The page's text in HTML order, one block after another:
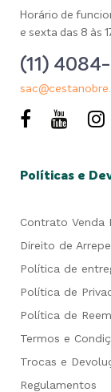
Horário de
e sexta das 8 às
(11)
Políticas e
Contrato Venda
Direito de
Política de
Política de
Política de
Termos e
Trocas e
Regulamentos